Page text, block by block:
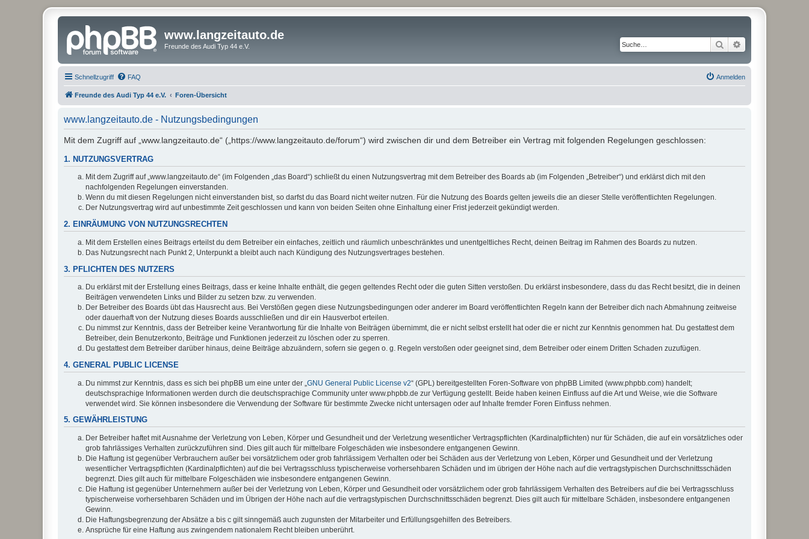
www.langzeitauto.de
Freunde des Audi Typ 44 e.V. Suche
Schnellzugriff FAQ Anmelden
Freunde des Audi Typ 44 e.V. Foren-Übersicht
www.langzeitauto.de - Nutzungsbedingungen
Mit dem Zugriff auf „www.langzeitauto.de“ („https://www.langzeitauto.de/forum“) wird zwischen dir und dem Betreiber ein Vertrag mit folgenden Regelungen geschlossen:
1. NUTZUNGSVERTRAG
Mit dem Zugriff auf „www.langzeitauto.de“ (im Folgenden „das Board“) schließt du einen Nutzungsvertrag mit dem Betreiber des Boards ab (im Folgenden „Betreiber“) und erklärst dich mit den
nachfolgenden Regelungen einverstanden.
Wenn du mit diesen Regelungen nicht einverstanden bist, so darfst du das Board nicht weiter nutzen. Für die Nutzung des Boards gelten jeweils die an dieser Stelle veröffentlichten Regelungen.
Der Nutzungsvertrag wird auf unbestimmte Zeit geschlossen und kann von beiden Seiten ohne Einhaltung einer Frist jederzeit gekündigt werden.
2. EINRÄUMUNG VON NUTZUNGSRECHTEN
Mit dem Erstellen eines Beitrags erteilst du dem Betreiber ein einfaches, zeitlich und räumlich unbeschränktes und unentgeltliches Recht, deinen Beitrag im Rahmen des Boards zu nutzen.
Das Nutzungsrecht nach Punkt 2, Unterpunkt a bleibt auch nach Kündigung des Nutzungsvertrages bestehen.
3. PFLICHTEN DES NUTZERS
Du erklärst mit der Erstellung eines Beitrags, dass er keine Inhalte enthält, die gegen geltendes Recht oder die guten Sitten verstoßen. Du erklärst insbesondere, dass du das Recht besitzt, die in deinen
Beiträgen verwendeten Links und Bilder zu setzen bzw. zu verwenden.
Der Betreiber des Boards übt das Hausrecht aus. Bei Verstößen gegen diese Nutzungsbedingungen oder anderer im Board veröffentlichten Regeln kann der Betreiber dich nach Abmahnung zeitweise
oder dauerhaft von der Nutzung dieses Boards ausschließen und dir ein Hausverbot erteilen.
Du nimmst zur Kenntnis, dass der Betreiber keine Verantwortung für die Inhalte von Beiträgen übernimmt, die er nicht selbst erstellt hat oder die er nicht zur Kenntnis genommen hat. Du gestattest dem
Betreiber, dein Benutzerkonto, Beiträge und Funktionen jederzeit zu löschen oder zu sperren.
Du gestattest dem Betreiber darüber hinaus, deine Beiträge abzuändern, sofern sie gegen o. g. Regeln verstoßen oder geeignet sind, dem Betreiber oder einem Dritten Schaden zuzufügen.
4. GENERAL PUBLIC LICENSE
Du nimmst zur Kenntnis, dass es sich bei phpBB um eine unter der „ GNU General Public License v2“ (GPL) bereitgestellten Foren-Software von phpBB Limited (www.phpbb.com) handelt;
deutschsprachige Informationen werden durch die deutschsprachige Community unter www.phpbb.de zur Verfügung gestellt. Beide haben keinen Einfluss auf die Art und Weise, wie die Software
verwendet wird. Sie können insbesondere die Verwendung der Software für bestimmte Zwecke nicht untersagen oder auf Inhalte fremder Foren Einfluss nehmen.
5. GEWÄHRLEISTUNG
Der Betreiber haftet mit Ausnahme der Verletzung von Leben, Körper und Gesundheit und der Verletzung wesentlicher Vertragspflichten (Kardinalpflichten) nur für Schäden, die auf ein vorsätzliches oder
grob fahrlässiges Verhalten zurückzuführen sind. Dies gilt auch für mittelbare Folgeschäden wie insbesondere entgangenen Gewinn.
Die Haftung ist gegenüber Verbrauchern außer bei vorsätzlichem oder grob fahrlässigem Verhalten oder bei Schäden aus der Verletzung von Leben, Körper und Gesundheit und der Verletzung
wesentlicher Vertragspflichten (Kardinalpflichten) auf die bei Vertragsschluss typischerweise vorhersehbaren Schäden und im übrigen der Höhe nach auf die vertragstypischen Durchschnittsschäden
begrenzt. Dies gilt auch für mittelbare Folgeschäden wie insbesondere entgangenen Gewinn.
Die Haftung ist gegenüber Unternehmern außer bei der Verletzung von Leben, Körper und Gesundheit oder vorsätzlichem oder grob fahrlässigem Verhalten des Betreibers auf die bei Vertragsschluss
typischerweise vorhersehbaren Schäden und im Übrigen der Höhe nach auf die vertragstypischen Durchschnittsschäden begrenzt. Dies gilt auch für mittelbare Schäden, insbesondere entgangenen
Gewinn.
Die Haftungsbegrenzung der Absätze a bis c gilt sinngemäß auch zugunsten der Mitarbeiter und Erfüllungsgehilfen des Betreibers.
Ansprüche für eine Haftung aus zwingendem nationalem Recht bleiben unberührt.